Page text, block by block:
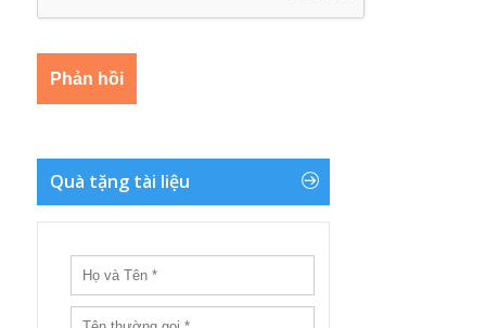
Quà tặng tài liệu